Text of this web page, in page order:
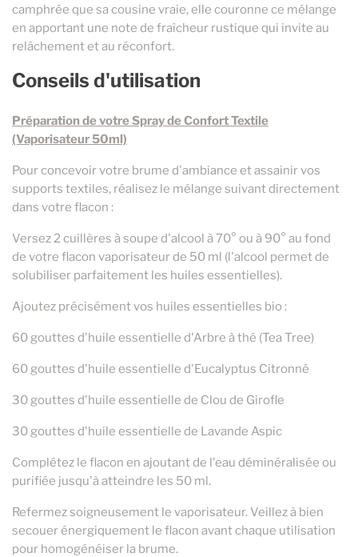
camphrée que sa cousine vraie, elle couronne ce mélange
en apportant une note de fraîcheur rustique qui invite au
relâchement et au réconfort.
Conseils d'utilisation
Préparation de votre Spray de Confort Textile
(Vaporisateur 50ml)
Pour concevoir votre brume d'ambiance et assainir vos
supports textiles, réalisez le mélange suivant directement
dans votre flacon :
Versez 2 cuillères à soupe d'alcool à 70° ou à 90° au fond
de votre flacon vaporisateur de 50 ml (l'alcool permet de
solubiliser parfaitement les huiles essentielles).
Ajoutez précisément vos huiles essentielles bio :
60 gouttes d'huile essentielle d'Arbre à thé (Tea Tree)
60 gouttes d'huile essentielle d'Eucalyptus Citronné
30 gouttes d'huile essentielle de Clou de Girofle
30 gouttes d'huile essentielle de Lavande Aspic
Complétez le flacon en ajoutant de l'eau déminéralisée ou
purifiée jusqu'à atteindre les 50 ml.
Refermez soigneusement le vaporisateur. Veillez à bien
secouer énergiquement le flacon avant chaque utilisation
pour homogénéiser la brume.